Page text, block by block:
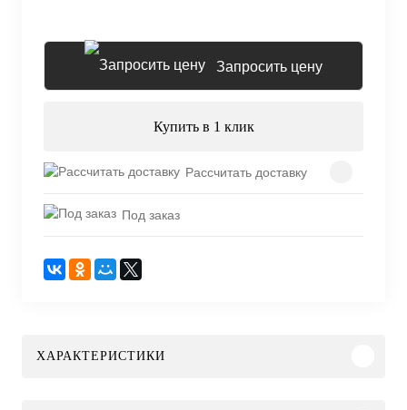
Запросить цену
Купить в 1 клик
Рассчитать доставку
Под заказ
ХАРАКТЕРИСТИКИ